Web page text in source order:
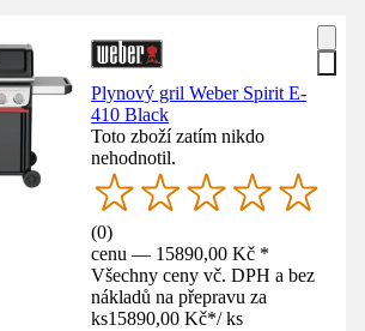
Plynový gril Weber Spirit E-
410 Black
Toto zboží zatím nikdo
nehodnotil.
(0)
cenu — 15890,00 Kč *
Všechny ceny vč. DPH a bez
nákladů na přepravu za
ks15890,00 Kč*/ ks